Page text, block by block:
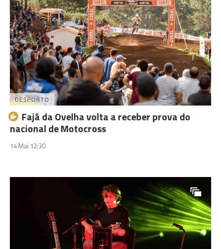
DESPORTO
Fajã da Ovelha volta a receber prova do
nacional de Motocross
14 Mai 12:30